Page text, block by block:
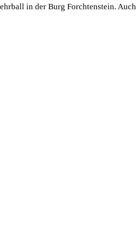
in der Burg Forchtenstein. Auch